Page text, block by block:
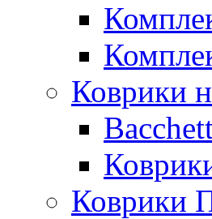
Коврики
Коврики